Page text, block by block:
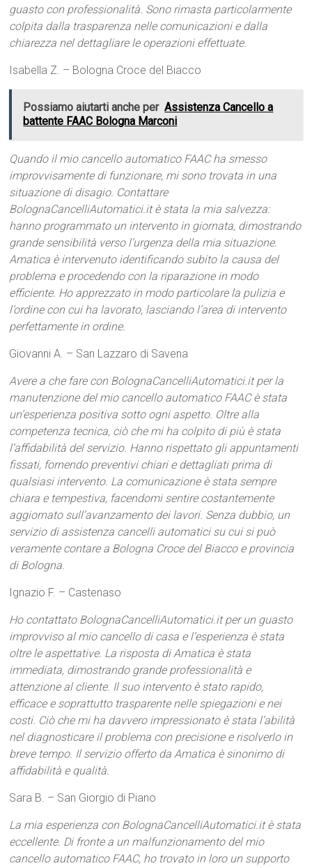
guasto con professionalità. Sono rimasta particolarmente
colpita dalla trasparenza nelle comunicazioni e dalla
chiarezza nel dettagliare le operazioni effettuate.
Isabella Z. – Bologna Croce del Biacco
Possiamo aiutarti anche per Assistenza Cancello a
battente FAAC Bologna Marconi
Quando il mio cancello automatico FAAC ha smesso
improvvisamente di funzionare, mi sono trovata in una
situazione di disagio. Contattare
BolognaCancelliAutomatici.it è stata la mia salvezza:
hanno programmato un intervento in giornata, dimostrando
grande sensibilità verso l’urgenza della mia situazione.
Amatica è intervenuto identificando subito la causa del
problema e procedendo con la riparazione in modo
efficiente. Ho apprezzato in modo particolare la pulizia e
l’ordine con cui ha lavorato, lasciando l’area di intervento
perfettamente in ordine.
Giovanni A. – San Lazzaro di Savena
Avere a che fare con BolognaCancelliAutomatici.it per la
manutenzione del mio cancello automatico FAAC è stata
un’esperienza positiva sotto ogni aspetto. Oltre alla
competenza tecnica, ciò che mi ha colpito di più è stata
l’affidabilità del servizio. Hanno rispettato gli appuntamenti
fissati, fornendo preventivi chiari e dettagliati prima di
qualsiasi intervento. La comunicazione è stata sempre
chiara e tempestiva, facendomi sentire costantemente
aggiornato sull’avanzamento dei lavori. Senza dubbio, un
servizio di assistenza cancelli automatici su cui si può
veramente contare a Bologna Croce del Biacco e provincia
di Bologna.
Ignazio F. – Castenaso
Ho contattato BolognaCancelliAutomatici.it per un guasto
improvviso al mio cancello di casa e l’esperienza è stata
oltre le aspettative. La risposta di Amatica è stata
immediata, dimostrando grande professionalità e
attenzione al cliente. Il suo intervento è stato rapido,
efficace e soprattutto trasparente nelle spiegazioni e nei
costi. Ciò che mi ha davvero impressionato è stata l’abilità
nel diagnosticare il problema con precisione e risolverlo in
breve tempo. Il servizio offerto da Amatica è sinonimo di
affidabilità e qualità.
Sara B. – San Giorgio di Piano
La mia esperienza con BolognaCancelliAutomatici.it è stata
eccellente. Di fronte a un malfunzionamento del mio
cancello automatico FAAC, ho trovato in loro un supporto